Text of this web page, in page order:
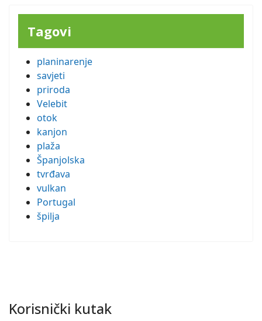
Tagovi
planinarenje
savjeti
priroda
Velebit
otok
kanjon
plaža
Španjolska
tvrđava
vulkan
Portugal
špilja
Korisnički kutak